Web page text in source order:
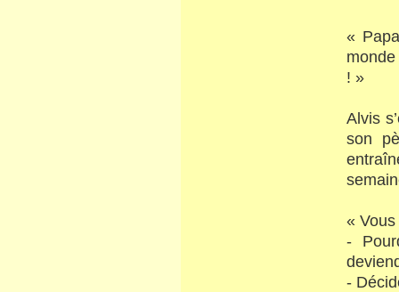
«
! »
Alvis
son
«
-
-